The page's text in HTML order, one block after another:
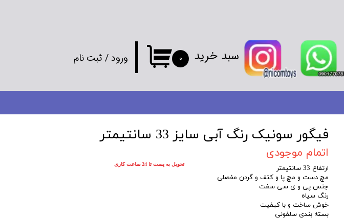
ورود/ ثبت نام ۰ سبد خرید
فیگور سونیک رنگ آبی سایز 33 سانتیمتر
اتمام موجودی
ارتفاع 33 سانتیمتر
مچ دست و مچ پا و کتف و گردن مفصلی
جنس پی و ی سی سفت
رنگ سیاه
خوش ساخت و با کیفیت
بسته بندی سلفونی
تحویل به پست تا 24 ساعت کاری